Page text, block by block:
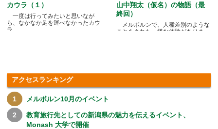
カウラ（１）
一度は行ってみたいと思いなが
ら、なかなか足を運べなかったカウ
ラ.....
山中翔太（仮名）の物語（最
終回）
メルボルンで、人種差別のような
ことをされた、嫌な体験がありま
アクセスランキング
メルボルン10月のイベント
教育旅行先としての新潟県の魅力を伝えるイベント、
Monash 大学で開催